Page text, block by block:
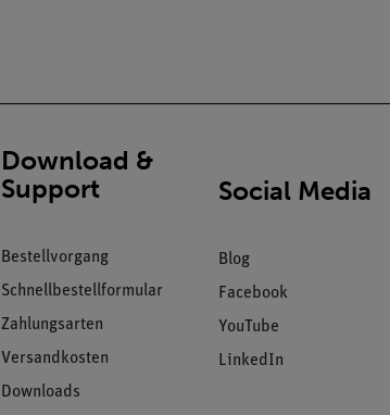
Download &
Support
Bestellvorgang
Schnellbestellformular
Zahlungsarten
Versandkosten
Downloads
Social Media
Blog
Facebook
YouTube
LinkedIn